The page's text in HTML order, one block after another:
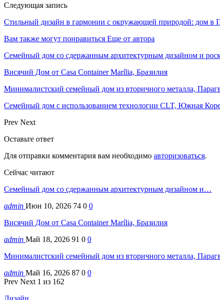
Следующая запись
Стильный дизайн в гармонии с окружающей природой: дом в
Вам также могут понравиться Еще от автора
Семейный дом со сдержанным архитектурным дизайном и
Висячий Дом от Casa Container Marília, Бразилия
Минималистский семейный дом из вторичного металла,
Семейный дом с использованием технологии CLT, Южная
Prev Next
Оставьте ответ
Для отправки комментария вам необходимо авторизоваться.
Сейчас читают
Семейный дом со сдержанным архитектурным дизайном и…
admin Июн 10, 2026 74 0 0
Висячий Дом от Casa Container Marília, Бразилия
admin Май 18, 2026 91 0 0
Минималистский семейный дом из вторичного металла,
admin Май 16, 2026 87 0 0
Prev Next 1 из 162
Дизайн